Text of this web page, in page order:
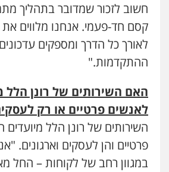
חשוב לזכור שמדובר בתהליך
קסם חד-פעמי. אנחנו מלווים
לאורך כל הדרך ומספקים
ההתקדמות."
האם השירותים של רונן הלל
לאנשים פרטיים או רק
השירותים של רונן הלל מיועדים
פרטיים והן לעסקים וארגונים.
במגוון רחב של לקוחות – החל